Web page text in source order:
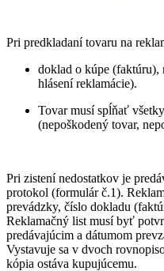
Pri predkladaní tovaru na
doklad o kúpe (faktúru),
hlásení reklamácie).
Tovar musí spĺňať
(nepoškodený tovar,
Pri zistení nedostatkov je
protokol (formulár č.1).
prevádzky, číslo dokladu
Reklamačný list musí byť
predávajúcim a dátumom
Vystavuje sa v dvoch
kópia ostáva kupujúcemu.